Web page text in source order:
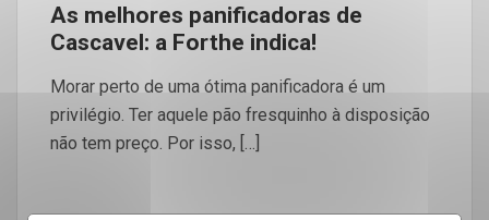
As melhores panificadoras de
Cascavel: a Forthe indica!
Morar perto de uma ótima panificadora é um
privilégio. Ter aquele pão fresquinho à disposição
não tem preço. Por isso, […]